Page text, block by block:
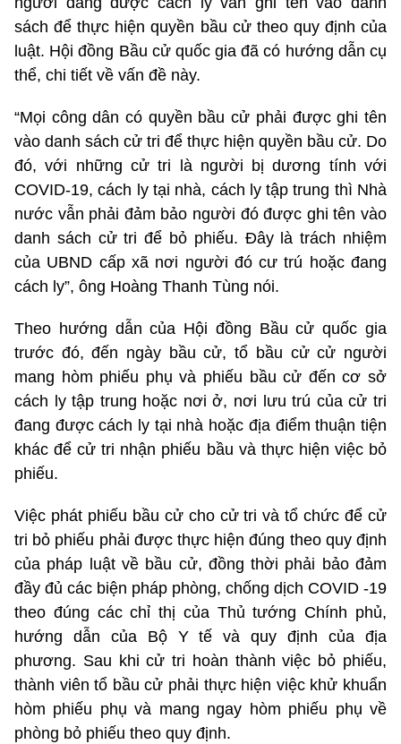
sách để thực hiện quyền bầu cử theo quy định của
luật. Hội đồng Bầu cử quốc gia đã có hướng dẫn cụ
thể, chi tiết về vấn đề này.
“Mọi công dân có quyền bầu cử phải được ghi tên
vào danh sách cử tri để thực hiện quyền bầu cử. Do
đó, với những cử tri là người bị dương tính với
COVID-19, cách ly tại nhà, cách ly tập trung thì Nhà
nước vẫn phải đảm bảo người đó được ghi tên vào
danh sách cử tri để bỏ phiếu. Đây là trách nhiệm
của UBND cấp xã nơi người đó cư trú hoặc đang
cách ly”, ông Hoàng Thanh Tùng nói.
Theo hướng dẫn của Hội đồng Bầu cử quốc gia
trước đó, đến ngày bầu cử, tổ bầu cử cử người
mang hòm phiếu phụ và phiếu bầu cử đến cơ sở
cách ly tập trung hoặc nơi ở, nơi lưu trú của cử tri
đang được cách ly tại nhà hoặc địa điểm thuận tiện
khác để cử tri nhận phiếu bầu và thực hiện việc bỏ
phiếu.
Việc phát phiếu bầu cử cho cử tri và tổ chức để cử
tri bỏ phiếu phải được thực hiện đúng theo quy định
của pháp luật về bầu cử, đồng thời phải bảo đảm
đầy đủ các biện pháp phòng, chống dịch COVID -19
theo đúng các chỉ thị của Thủ tướng Chính phủ,
hướng dẫn của Bộ Y tế và quy định của địa
phương. Sau khi cử tri hoàn thành việc bỏ phiếu,
thành viên tổ bầu cử phải thực hiện việc khử khuẩn
hòm phiếu phụ và mang ngay hòm phiếu phụ về
phòng bỏ phiếu theo quy định.